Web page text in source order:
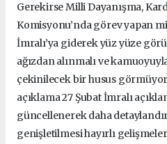
Gerekirse Milli Dayanışma,
Komisyonu’nda görev yapan
İmralı’ya giderek yüz yüze
ağızdan alınmalı ve
çekinilecek bir husus
açıklama 27 Şubat İmralı
güncellenerek daha
genişletilmesi hayırlı